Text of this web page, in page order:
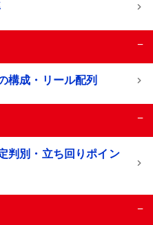
−
構成・リール配列
−
判別・立ち回りポイン
−